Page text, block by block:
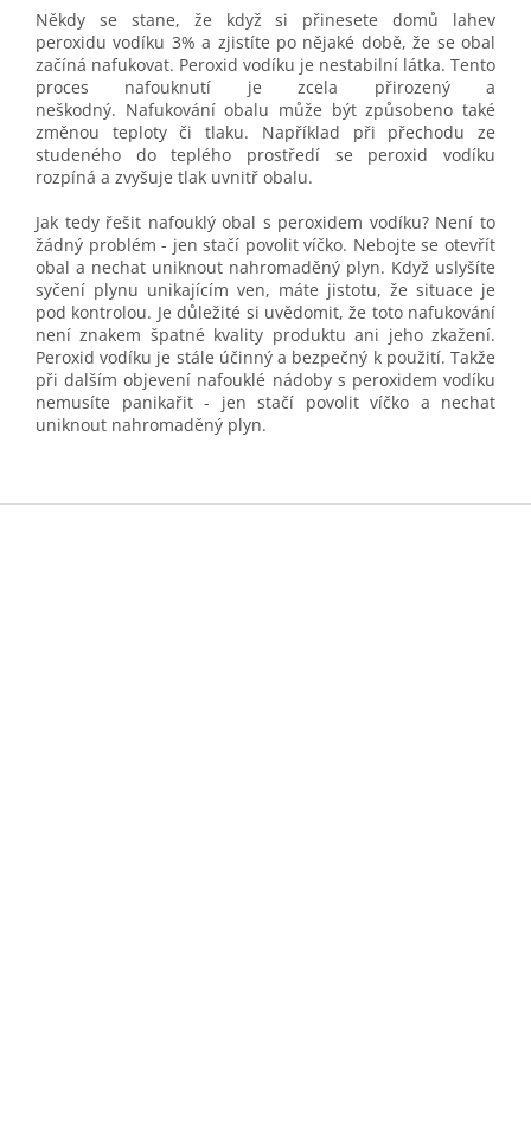
Někdy se stane, že když si přinesete domů lahev
peroxidu vodíku 3% a zjistíte po nějaké době, že se obal
začíná nafukovat. Peroxid vodíku je nestabilní látka. Tento
proces nafouknutí je zcela přirozený a
neškodný. Nafukování obalu může být způsobeno také
změnou teploty či tlaku. Například při přechodu ze
studeného do teplého prostředí se peroxid vodíku
rozpíná a zvyšuje tlak uvnitř obalu.
Jak tedy řešit nafouklý obal s peroxidem vodíku? Není to
žádný problém - jen stačí povolit víčko. Nebojte se otevřít
obal a nechat uniknout nahromaděný plyn. Když uslyšíte
syčení plynu unikajícím ven, máte jistotu, že situace je
pod kontrolou. Je důležité si uvědomit, že toto nafukování
není znakem špatné kvality produktu ani jeho zkažení.
Peroxid vodíku je stále účinný a bezpečný k použití. Takže
při dalším objevení nafouklé nádoby s peroxidem vodíku
nemusíte panikařit - jen stačí povolit víčko a nechat
uniknout nahromaděný plyn.
Z